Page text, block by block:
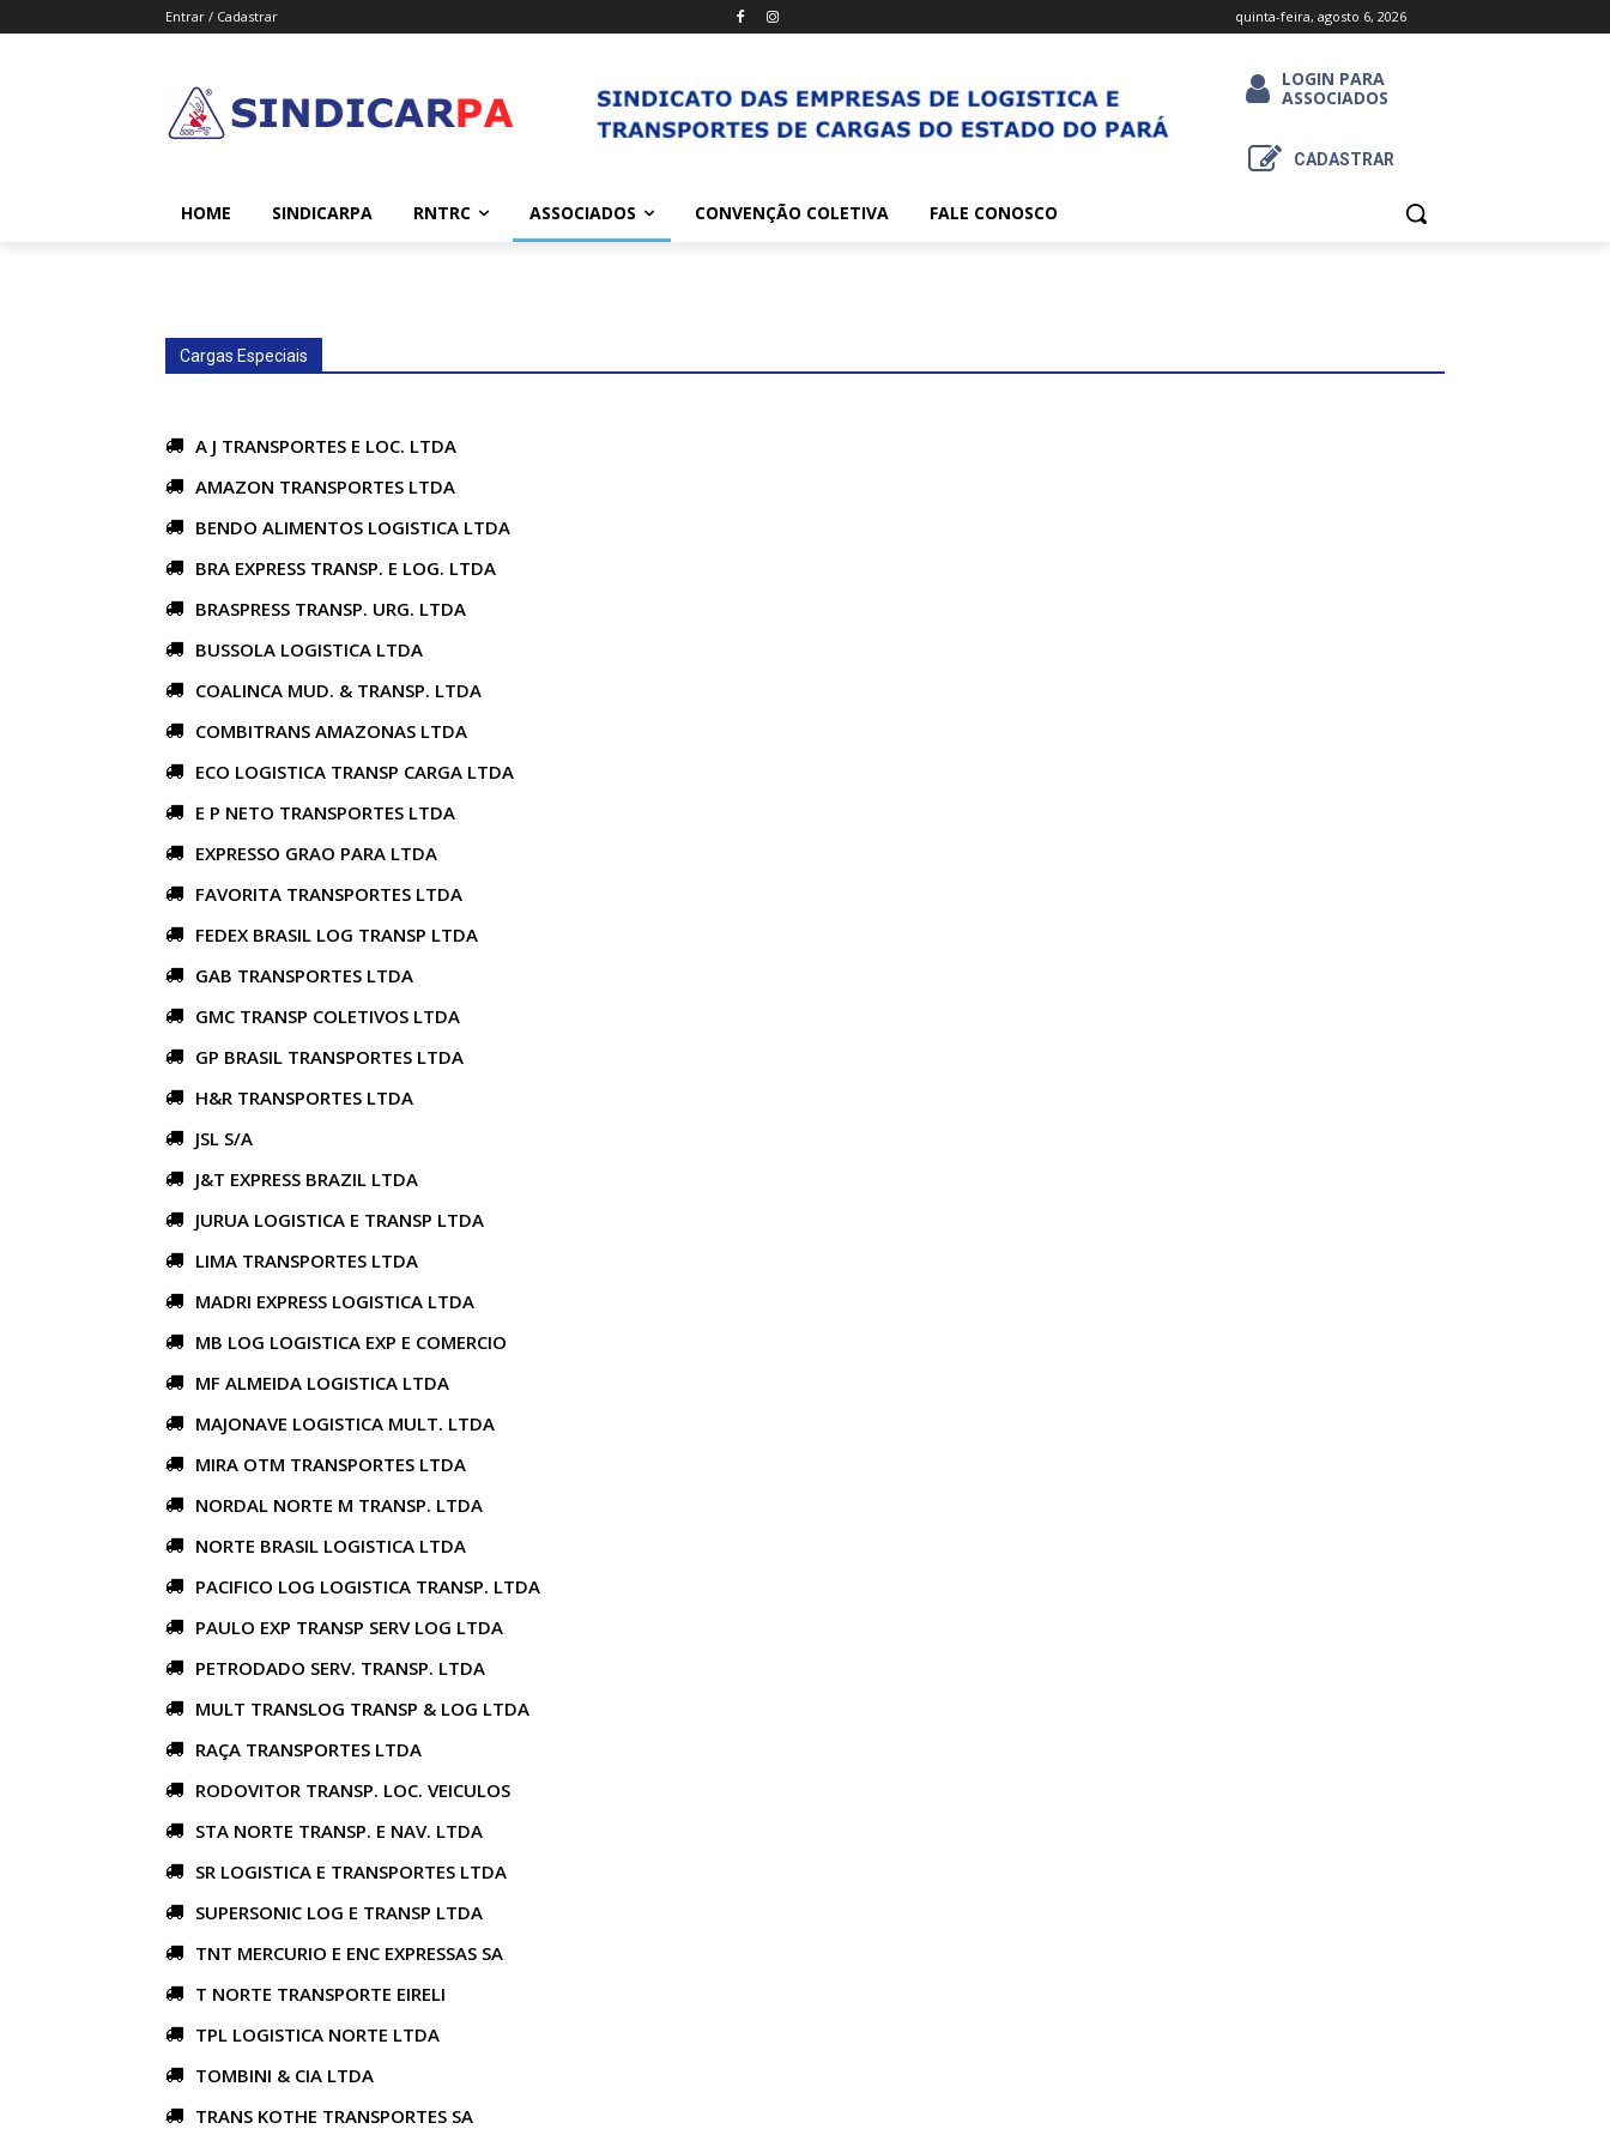
Entrar / Cadastrar quinta-feira, agosto 6, 2026
LOGIN PARA
ASSOCIADOS
CADASTRAR
HOME SINDICARPA RNTRC ASSOCIADOS CONVENÇÃO COLETIVA FALE CONOSCO
Cargas Especiais
A J TRANSPORTES E LOC. LTDA
AMAZON TRANSPORTES LTDA
BENDO ALIMENTOS LOGISTICA LTDA
BRA EXPRESS TRANSP. E LOG. LTDA
BRASPRESS TRANSP. URG. LTDA
BUSSOLA LOGISTICA LTDA
COALINCA MUD. & TRANSP. LTDA
COMBITRANS AMAZONAS LTDA
ECO LOGISTICA TRANSP CARGA LTDA
E P NETO TRANSPORTES LTDA
EXPRESSO GRAO PARA LTDA
FAVORITA TRANSPORTES LTDA
FEDEX BRASIL LOG TRANSP LTDA
GAB TRANSPORTES LTDA
GMC TRANSP COLETIVOS LTDA
GP BRASIL TRANSPORTES LTDA
H&R TRANSPORTES LTDA
JSL S/A
J&T EXPRESS BRAZIL LTDA
JURUA LOGISTICA E TRANSP LTDA
LIMA TRANSPORTES LTDA
MADRI EXPRESS LOGISTICA LTDA
MB LOG LOGISTICA EXP E COMERCIO
MF ALMEIDA LOGISTICA LTDA
MAJONAVE LOGISTICA MULT. LTDA
MIRA OTM TRANSPORTES LTDA
NORDAL NORTE M TRANSP. LTDA
NORTE BRASIL LOGISTICA LTDA
PACIFICO LOG LOGISTICA TRANSP. LTDA
PAULO EXP TRANSP SERV LOG LTDA
PETRODADO SERV. TRANSP. LTDA
MULT TRANSLOG TRANSP & LOG LTDA
RAÇA TRANSPORTES LTDA
RODOVITOR TRANSP. LOC. VEICULOS
STA NORTE TRANSP. E NAV. LTDA
SR LOGISTICA E TRANSPORTES LTDA
SUPERSONIC LOG E TRANSP LTDA
TNT MERCURIO E ENC EXPRESSAS SA
T NORTE TRANSPORTE EIRELI
TPL LOGISTICA NORTE LTDA
TOMBINI & CIA LTDA
TRANS KOTHE TRANSPORTES SA